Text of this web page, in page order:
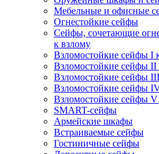
Мебельные и офисные
Огнестойкие сейфы
Сейфы, сочетающие
к взлому
Взломостойкие сейфы I
Взломостойкие сейфы II
Взломостойкие сейфы III
Взломостойкие сейфы
Взломостойкие сейфы V
SMART-сейфы
Армейские шкафы
Встраиваемые сейфы
Гостиничные сейфы